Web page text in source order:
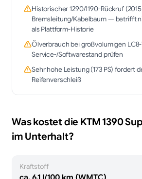
Historischer 1290/1190-Rückruf
Bremsleitung/Kabelbaum — betrifft
als Plattform-Historie
Ölverbrauch bei großvolumigen
Service-/Softwarestand prüfen
Sehr hohe Leistung (173 PS) fordert
Reifenverschleiß
Was kostet dieKTM1390
im Unterhalt?
Kraftstoff